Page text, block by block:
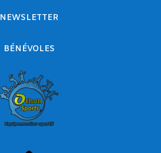
NEWSLETTER
BÉNÉVOLES